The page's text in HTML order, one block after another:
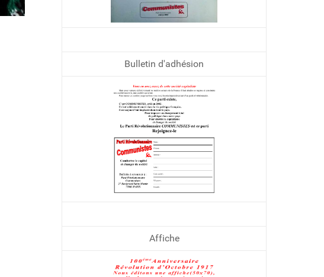
Bulletin d'adhésion
Affiche